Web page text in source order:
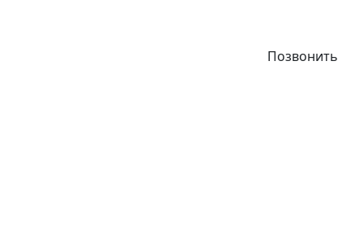
Позвонить